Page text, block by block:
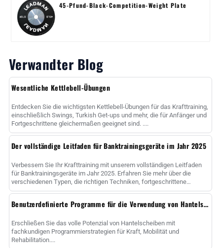
45-Pfund-Black-Competition-Weight Plate
Verwandter Blog
Wesentliche Kettlebell-Übungen
Entdecken Sie die wichtigsten Kettlebell-Übungen für das Krafttraining,
einschließlich Swings, Turkish Get-ups und mehr, die für Anfänger und
Fortgeschrittene gleichermaßen geeignet sind. ....
Der vollständige Leitfaden für Banktrainingsgeräte im Jahr 2025
Verbessern Sie Ihr Krafttraining mit unserem vollständigen Leitfaden
für Banktrainingsgeräte im Jahr 2025. Erfahren Sie mehr über die
verschiedenen Typen, die richtigen Techniken, fortgeschrittene
Methoden und ......
Benutzerdefinierte Programme für die Verwendung von Hantelscheiben
Erschließen Sie das volle Potenzial von Hantelscheiben mit
fachkundigen Programmierstrategien für Kraft, Mobilität und
Rehabilitation....